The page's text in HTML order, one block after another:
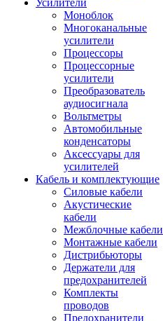
Усилители
Моноблок
Многоканальные
усилители
Процессоры
Процессорные
усилители
Преобразователь
аудиосигнала
Вольтметры
Автомобильные
конденсаторы
Аксессуары для
усилителей
Кабель и комплектующие
Силовые кабели
Акустические
кабели
Межблочные кабели
Монтажные кабели
Дистрибьюторы
Держатели для
предохранителей
Комплекты
проводов
Предохранители